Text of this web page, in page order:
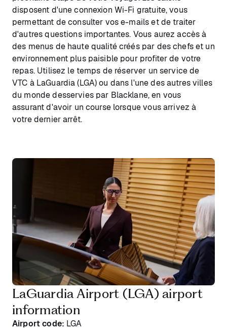
disposent d'une connexion Wi-Fi gratuite, vous
permettant de consulter vos e-mails et de traiter
d'autres questions importantes. Vous aurez accès à
des menus de haute qualité créés par des chefs et un
environnement plus paisible pour profiter de votre
repas. Utilisez le temps de réserver un service de
VTC à LaGuardia (LGA) ou dans l'une des autres villes
du monde desservies par Blacklane, en vous
assurant d'avoir un course lorsque vous arrivez à
votre dernier arrêt.
LaGuardia Airport (LGA) airport
information
Airport code: LGA